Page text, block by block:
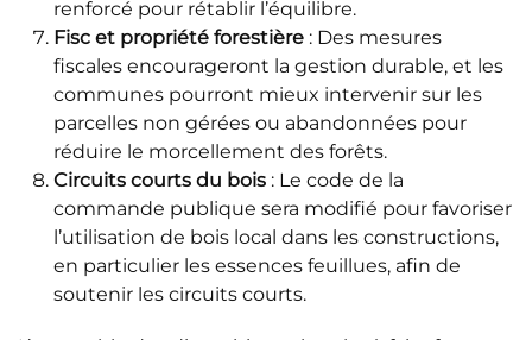
renforcé pour rétablir l’équilibre.
Fisc et propriété forestière : Des mesures
fiscales encourageront la gestion durable, et les
communes pourront mieux intervenir sur les
parcelles non gérées ou abandonnées pour
réduire le morcellement des forêts.
Circuits courts du bois : Le code de la
commande publique sera modifié pour favoriser
l’utilisation de bois local dans les constructions,
en particulier les essences feuillues, afin de
soutenir les circuits courts.